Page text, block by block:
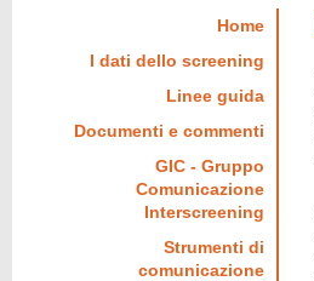
Home
I dati dello screening
Linee guida
Documenti e commenti
GIC - Gruppo
Comunicazione
Interscreening
Strumenti di
comunicazione